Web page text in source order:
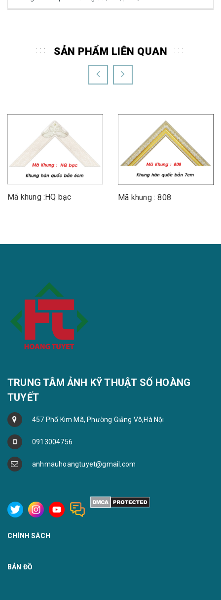
SẢN PHẨM LIÊN QUAN
Mã khung :HQ bạc Mã khung : 808
TRUNG TÂM ẢNH KỸ THUẬT SỐ HOÀNG
TUYẾT
457 Phố Kim Mã, Phường Giảng Võ,Hà Nội
0913004756
anhmauhoangtuyet@gmail.com
CHÍNH SÁCH
BẢN ĐỒ